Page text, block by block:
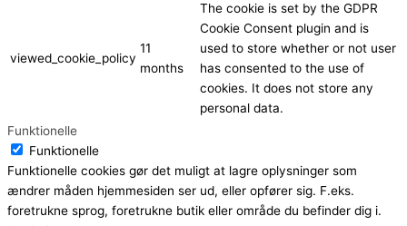
viewed_cookie_policy
11
months
The cookie is set by the GDPR
Cookie Consent plugin and is
used to store whether or not user
has consented to the use of
cookies. It does not store any
personal data.
Funktionelle
Funktionelle
Funktionelle cookies gør det muligt at lagre oplysninger som
ændrer måden hjemmesiden ser ud, eller opfører sig. F.eks.
foretrukne sprog, foretrukne butik eller område du befinder dig i.